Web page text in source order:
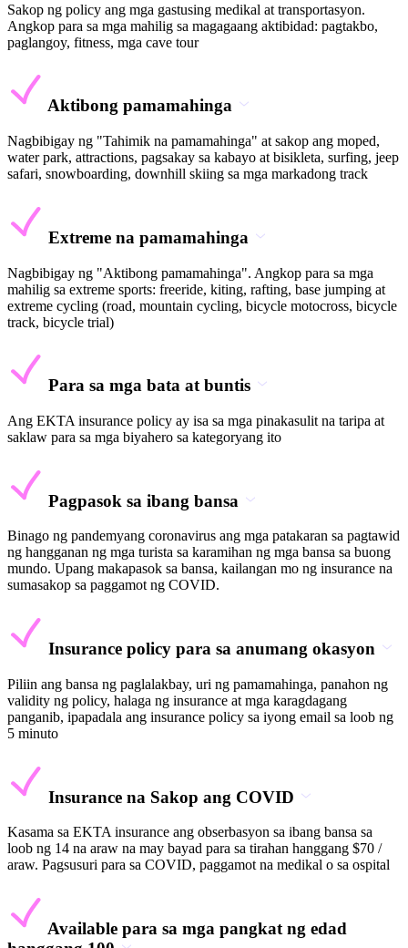
Sakop ng policy ang mga gastusing medikal at transportasyon.
Angkop para sa mga mahilig sa magagaang aktibidad: pagtakbo,
paglangoy, fitness, mga cave tour
Aktibong pamamahinga
Nagbibigay ng "Tahimik na pamamahinga" at sakop ang moped,
water park, attractions, pagsakay sa kabayo at bisikleta, surfing, jeep
safari, snowboarding, downhill skiing sa mga markadong track
Extreme na pamamahinga
Nagbibigay ng "Aktibong pamamahinga". Angkop para sa mga
mahilig sa extreme sports: freeride, kiting, rafting, base jumping at
extreme cycling (road, mountain cycling, bicycle motocross, bicycle
track, bicycle trial)
Para sa mga bata at buntis
Ang EKTA insurance policy ay isa sa mga pinakasulit na taripa at
saklaw para sa mga biyahero sa kategoryang ito
Pagpasok sa ibang bansa
Binago ng pandemyang coronavirus ang mga patakaran sa pagtawid
ng hangganan ng mga turista sa karamihan ng mga bansa sa buong
mundo. Upang makapasok sa bansa, kailangan mo ng insurance na
sumasakop sa paggamot ng COVID.
Insurance policy para sa anumang okasyon
Piliin ang bansa ng paglalakbay, uri ng pamamahinga, panahon ng
validity ng policy, halaga ng insurance at mga karagdagang
panganib, ipapadala ang insurance policy sa iyong email sa loob ng
5 minuto
Insurance na Sakop ang COVID
Kasama sa EKTA insurance ang obserbasyon sa ibang bansa sa
loob ng 14 na araw na may bayad para sa tirahan hanggang $70 /
araw. Pagsusuri para sa COVID, paggamot na medikal o sa ospital
Available para sa mga pangkat ng edad